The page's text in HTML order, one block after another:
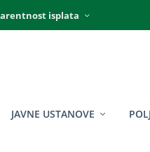
isplata
JAVNE USTANOVE